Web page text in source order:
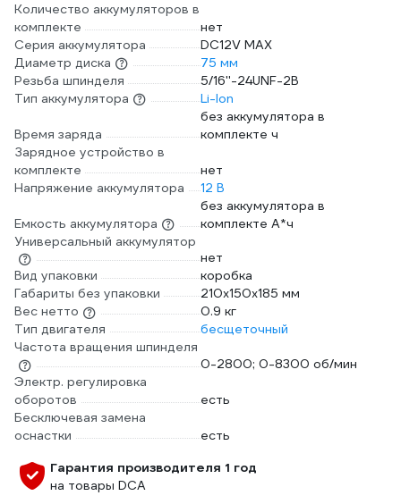
Количество аккумуляторов в
комплекте
нет
Серия аккумулятора
DC12V MAX
Диаметр диска
75 мм
Резьба шпинделя
5/16''-24UNF-2B
Тип аккумулятора
Li-Ion
Время заряда
без аккумулятора в
комплекте ч
Зарядное устройство в
комплекте
нет
Напряжение аккумулятора
12 В
Емкость аккумулятора
без аккумулятора в
комплекте А*ч
Универсальный аккумулятор
нет
Вид упаковки
коробка
Габариты без упаковки
210x150x185 мм
Вес нетто
0.9 кг
Тип двигателя
бесщеточный
Частота вращения шпинделя
0-2800; 0-8300 об/мин
Электр. регулировка
оборотов
есть
Бесключевая замена
оснастки
есть
Гарантия производителя 1 год
на товары DCA